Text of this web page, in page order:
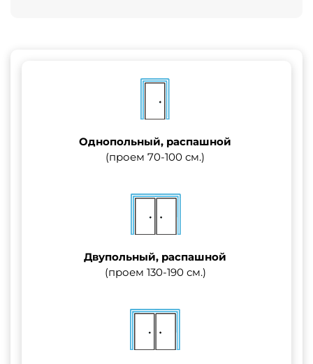
Однопольный, распашной
(проем 70-100 см.)
Двупольный, распашной
(проем 130-190 см.)